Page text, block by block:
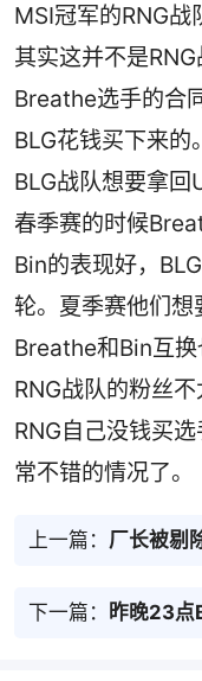
MSI冠军的RNG战
其实这并不是
Breathe选手的合
BLG花钱买下来的
BLG战队想要拿回
春季赛的时候
Bin的表现好，
轮。夏季赛他们
Breathe和Bin互
RNG战队的粉丝
RNG自己没钱买
常不错的情况了。
上一篇： 厂长被剔除
下一篇： 昨晚23点